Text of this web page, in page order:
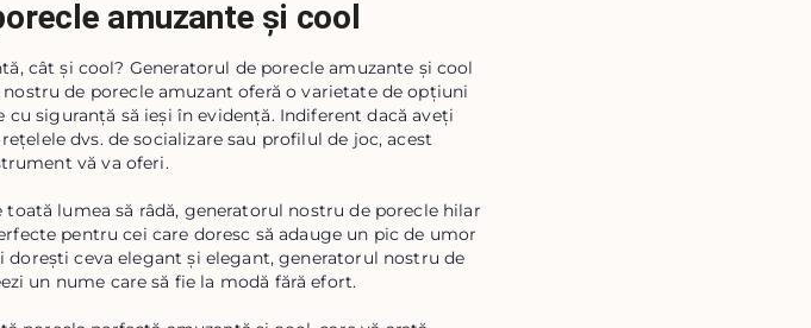
amuzante și cool
cât și cool? Generatorul de porecle amuzante și cool
nostru de porecle amuzant oferă o varietate de opțiuni
cu siguranță să ieși în evidență. Indiferent dacă aveți
dvs. de socializare sau profilul de joc, acest
vă va oferi.
toată lumea să râdă, generatorul nostru de porecle hilar
pentru cei care doresc să adauge un pic de umor
ceva elegant și elegant, generatorul nostru de
un nume care să fie la modă fără efort.